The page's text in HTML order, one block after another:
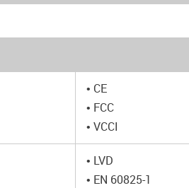
• CE
• FCC
• VCCI
• LVD
• EN 60825-1